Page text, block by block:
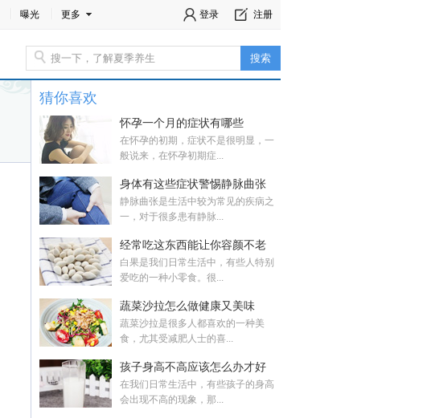
曝光 更多 登录 注册
猜你喜欢
怀孕一个月的症状有哪些
在怀孕的初期，症状不是很明显，一
般说来，在怀孕初期症...
身体有这些症状警惕静脉曲张
静脉曲张是生活中较为常见的疾病之
一，对于很多患有静脉...
经常吃这东西能让你容颜不老
白果是我们日常生活中，有些人特别
爱吃的一种小零食。很...
蔬菜沙拉怎么做健康又美味
蔬菜沙拉是很多人都喜欢的一种美
食，尤其受减肥人士的喜...
孩子身高不高应该怎么办才好
在我们日常生活中，有些孩子的身高
会出现不高的现象，那...